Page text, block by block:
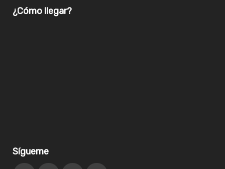
¿Cómo llegar?
Sígueme